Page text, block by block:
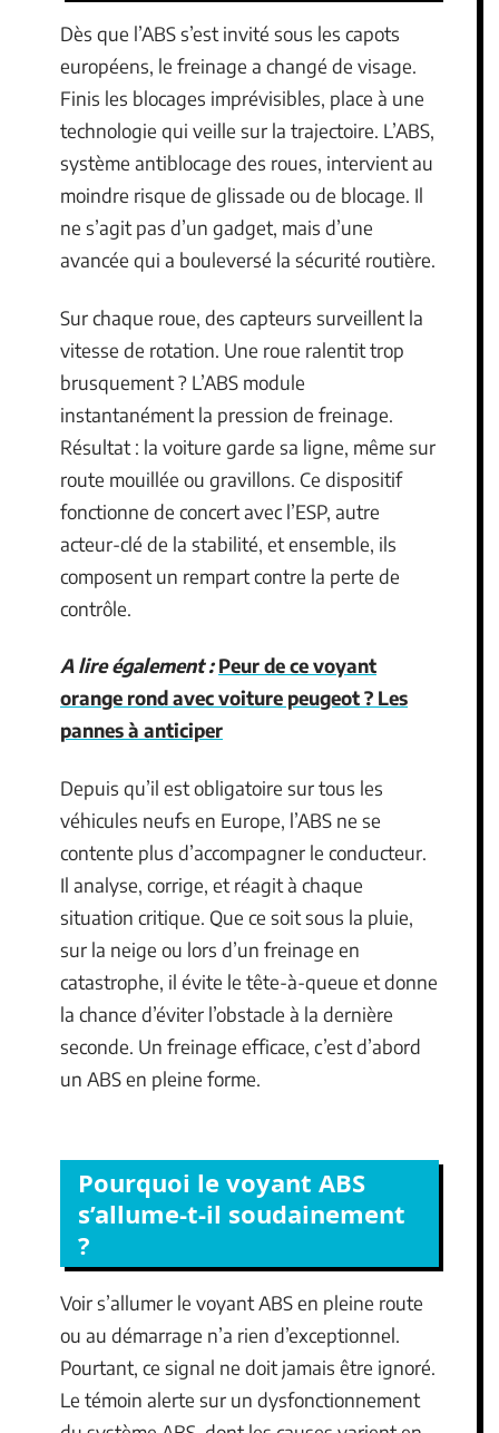
Dès que l’ABS s’est invité sous les capots
européens, le freinage a changé de visage.
Finis les blocages imprévisibles, place à une
technologie qui veille sur la trajectoire. L’ABS,
système antiblocage des roues, intervient au
moindre risque de glissade ou de blocage. Il
ne s’agit pas d’un gadget, mais d’une
avancée qui a bouleversé la sécurité routière.
Sur chaque roue, des capteurs surveillent la
vitesse de rotation. Une roue ralentit trop
brusquement ? L’ABS module
instantanément la pression de freinage.
Résultat : la voiture garde sa ligne, même sur
route mouillée ou gravillons. Ce dispositif
fonctionne de concert avec l’ESP, autre
acteur-clé de la stabilité, et ensemble, ils
composent un rempart contre la perte de
contrôle.
A lire également : Peur de ce voyant
orange rond avec voiture peugeot ? Les
pannes à anticiper
Depuis qu’il est obligatoire sur tous les
véhicules neufs en Europe, l’ABS ne se
contente plus d’accompagner le conducteur.
Il analyse, corrige, et réagit à chaque
situation critique. Que ce soit sous la pluie,
sur la neige ou lors d’un freinage en
catastrophe, il évite le tête-à-queue et donne
la chance d’éviter l’obstacle à la dernière
seconde. Un freinage efficace, c’est d’abord
un ABS en pleine forme.
Pourquoi le voyant ABS
s’allume-t-il soudainement
?
Voir s’allumer le voyant ABS en pleine route
ou au démarrage n’a rien d’exceptionnel.
Pourtant, ce signal ne doit jamais être ignoré.
Le témoin alerte sur un dysfonctionnement